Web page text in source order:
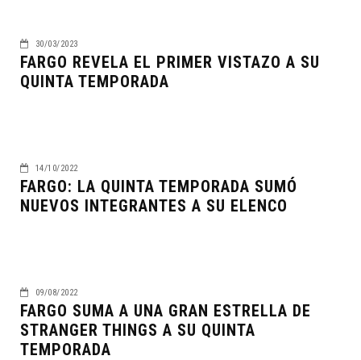
30/03/2023
FARGO REVELA EL PRIMER VISTAZO A SU
QUINTA TEMPORADA
14/10/2022
FARGO: LA QUINTA TEMPORADA SUMÓ
NUEVOS INTEGRANTES A SU ELENCO
09/08/2022
FARGO SUMA A UNA GRAN ESTRELLA DE
STRANGER THINGS A SU QUINTA
TEMPORADA